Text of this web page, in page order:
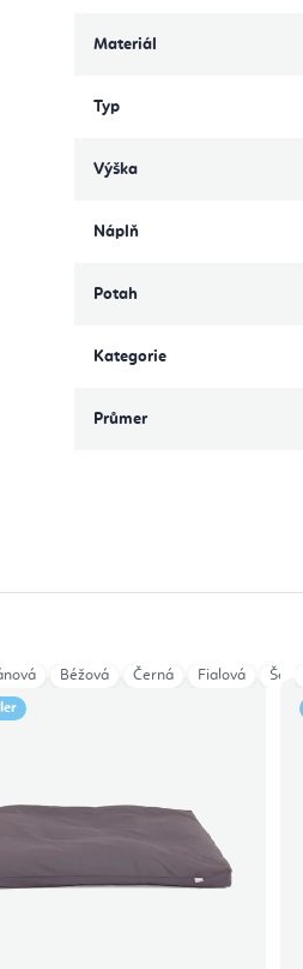
Materiál
Typ
Výška
Náplň
Potah
Kategorie
Průmer
Béžová Černá Fialová Šedá